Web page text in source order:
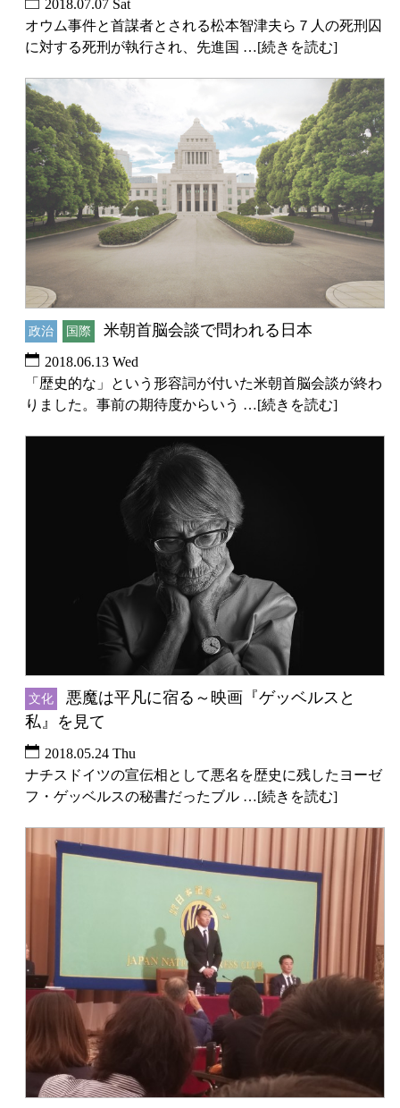
2018.07.07 Sat
オウム事件と首謀者とされる松本智津夫ら７人の死刑囚
に対する死刑が執行され、先進国 …[続きを読む]
政治 国際 米朝首脳会談で問われる日本
2018.06.13 Wed
「歴史的な」という形容詞が付いた米朝首脳会談が終わ
りました。事前の期待度からいう …[続きを読む]
文化
悪魔は平凡に宿る～映画『ゲッベルスと
私』を見て
2018.05.24 Thu
ナチスドイツの宣伝相として悪名を歴史に残したヨーゼ
フ・ゲッベルスの秘書だったブル …[続きを読む]